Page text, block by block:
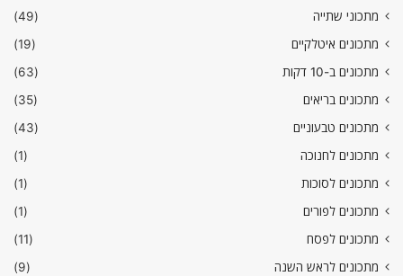
מתכוני שתייה
(49)
מתכונים איטלקיים
(19)
מתכונים ב-10 דקות
(63)
מתכונים בריאים
(35)
מתכונים טבעוניים
(43)
מתכונים לחנוכה
(1)
מתכונים לסוכות
(1)
מתכונים לפורים
(1)
מתכונים לפסח
(11)
מתכונים לראש השנה
(9)